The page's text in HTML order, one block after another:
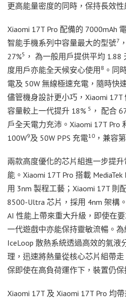
更高能量密度的同時，保持長效性
Xiaomi 17T Pro 配備的 7000mAh
智能手機系列中容量最大的型號7
27%5 ， 為一般用戶提供平均
度用戶亦能全天候安心使用8 。同
電及 50W 無線極速充電，隨時快
儘管機身設計更小巧，Xiaomi 17T
容量較上一代提升 18% 5 ， 配合
戶全天電力充沛。Xiaomi 17T Pro
100W9及 50W PPS 充電10 ，兼容
兩款高度優化的芯片組進一步提
能。Xiaomi 17T Pro 搭載
用 3nm 製程工藝；Xiaomi 17T 則
8500-Ultra 芯片，採用 4nm 架構
AI 性能上帶來重大升級，即使在
一代遊戲中亦能保持靈敏流暢。
IceLoop 散熱系統透過高效的氣液
理，迅速將熱量從核心芯片組帶
保即使在高負荷運作下，裝置仍保
Xiaomi 17T 及 Xiaomi 17T Pro 均